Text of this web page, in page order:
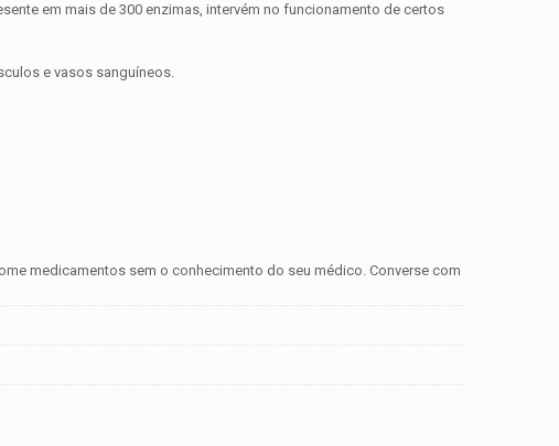
em mais de 300 enzimas, intervém no funcionamento de certos
e vasos sanguíneos.
medicamentos sem o conhecimento do seu médico. Converse com